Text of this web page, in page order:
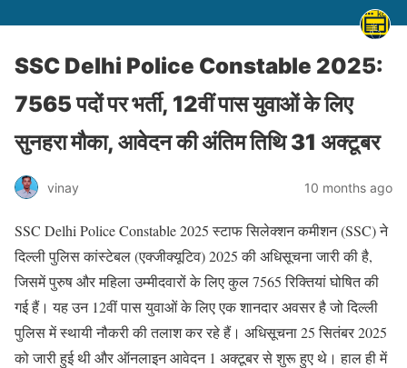
SSC Delhi Police Constable 2025:
7565 पदों पर भर्ती, 12वीं पास युवाओं के लिए
सुनहरा मौका, आवेदन की अंतिम तिथि 31 अक्टूबर
vinay 10 months ago
SSC Delhi Police Constable 2025 स्टाफ सिलेक्शन कमीशन (SSC) ने
दिल्ली पुलिस कांस्टेबल (एक्जीक्यूटिव) 2025 की अधिसूचना जारी की है,
जिसमें पुरुष और महिला उम्मीदवारों के लिए कुल 7565 रिक्तियां घोषित की
गई हैं। यह उन 12वीं पास युवाओं के लिए एक शानदार अवसर है जो दिल्ली
पुलिस में स्थायी नौकरी की तलाश कर रहे हैं। अधिसूचना 25 सितंबर 2025
को जारी हुई थी और ऑनलाइन आवेदन 1 अक्टूबर से शुरू हुए थे। हाल ही में